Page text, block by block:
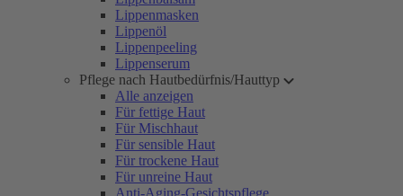
Lippenmasken
Lippenöl
Lippenpeeling
Lippenserum
Pflege nach Hautbedürfnis/Hauttyp
Alle anzeigen
Für fettige Haut
Für Mischhaut
Für sensible Haut
Für trockene Haut
Für unreine Haut
Anti-Aging-Gesichtspflege